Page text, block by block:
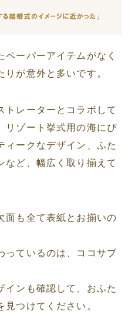
ーパーアイテムがなく
が意外と多いです。
トレーターとコラボして
リゾート挙式用の海にぴ
ィークなデザイン、ふた
など、幅広く取り揃えて
面も全て表紙とお揃いの
っているのは、ココサブ
インも確認して、おふた
つけてください。